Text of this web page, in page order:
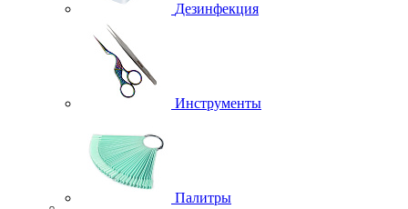
Дезинфекция
Инструменты
Палитры